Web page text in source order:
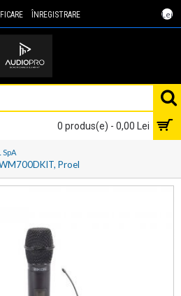
Lei
ÎNREGISTRARE
0 produs(e) - 0,00 Lei
SpA
Proel